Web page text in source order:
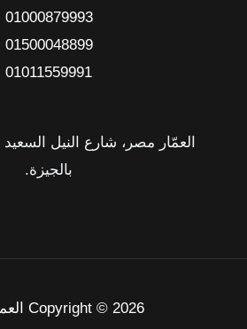
01000879993
01500048899
01011559991
العمّار مصر، شارع النيل السعيد
بالجيزة.
Copyright © 2026 العمار مصر